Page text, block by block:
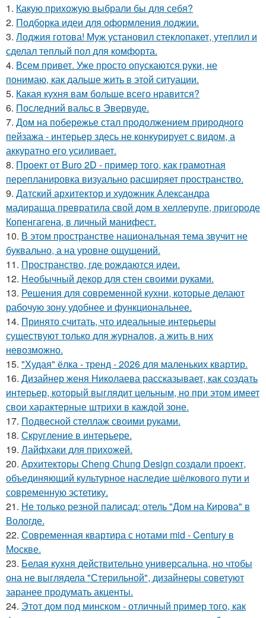
1. Какую прихожую выбрали бы для себя?
2. Подборка идеи для оформления лоджии.
3. Лоджия готова! Муж установил стеклопакет, утеплил и
сделал теплый пол для комфорта.
4. Всем привет. Уже просто опускаются руки, не
понимаю, как дальше жить в этой ситуации.
5. Какая кухня вам больше всего нравится?
6. Последний вальс в Эвервуде.
7. Дом на побережье стал продолжением природного
пейзажа - интерьер здесь не конкурирует с видом, а
аккуратно его усиливает.
8. Проект от Buro 2D - пример того, как грамотная
перепланировка визуально расширяет пространство.
9. Датский архитектор и художник Александра
мадирацца превратила свой дом в хеллерупе, пригороде
Копенгагена, в личный манифест.
10. В этом пространстве национальная тема звучит не
буквально, а на уровне ощущений.
11. Пространство, где рождаются идеи.
12. Необычный декор для стен своими руками.
13. Решения для современной кухни, которые делают
рабочую зону удобнее и функциональнее.
14. Принято считать, что идеальные интерьеры
существуют только для журналов, а жить в них
невозможно.
15. "Худая" ёлка - тренд - 2026 для маленьких квартир.
16. Дизайнер женя Николаева рассказывает, как создать
интерьер, который выглядит цельным, но при этом имеет
свои характерные штрихи в каждой зоне.
17. Подвесной стеллаж своими руками.
18. Скругление в интерьере.
19. Лайфхаки для прихожей.
20. Архитекторы Cheng Chung Design создали проект,
объединяющий культурное наследие шёлкового пути и
современную эстетику.
21. Не только резной палисад: отель "Дом на Кирова" в
Вологде.
22. Современная квартира с нотами mid - Century в
Москве.
23. Белая кухня действительно универсальна, но чтобы
она не выглядела "Стерильной", дизайнеры советуют
заранее продумать акценты.
24. Этот дом под минском - отличный пример того, как